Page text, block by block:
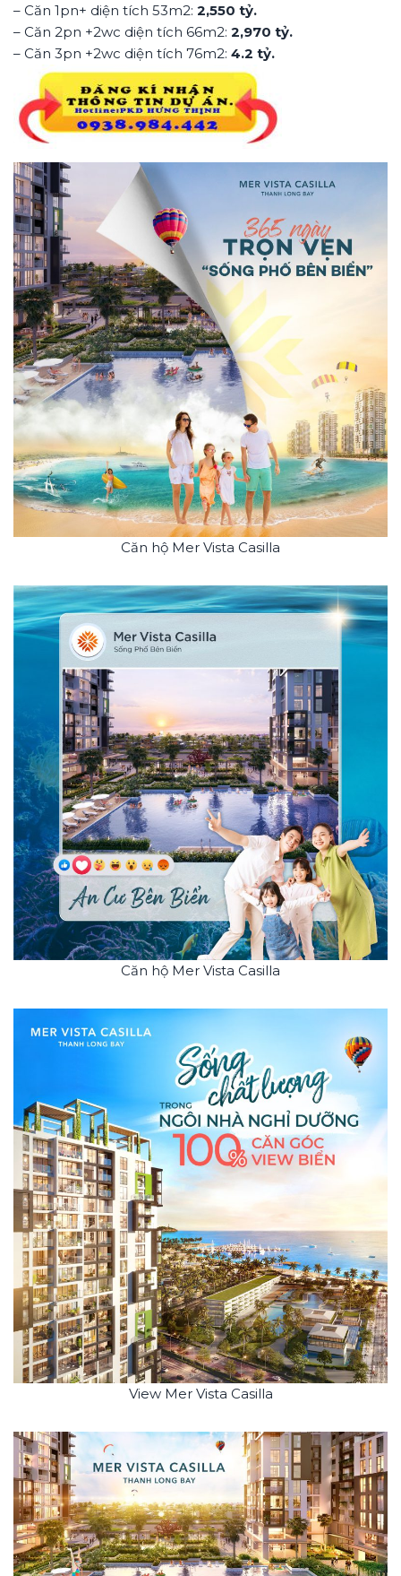
– Căn 1pn+ diện tích 53m2: 2,550 tỷ.
– Căn 2pn +2wc diện tích 66m2: 2,970 tỷ.
– Căn 3pn +2wc diện tích 76m2: 4.2 tỷ.
Căn hộ Mer Vista Casilla
Căn hộ Mer Vista Casilla
View Mer Vista Casilla